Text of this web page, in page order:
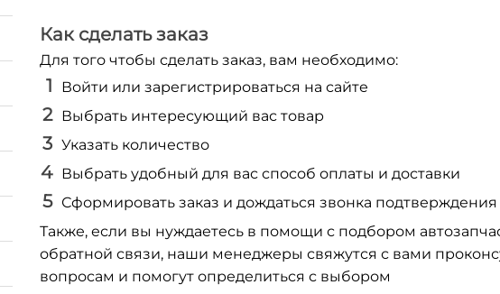
Как сделать заказ
Для того чтобы сделать заказ, вам необходимо:
Войти или зарегистрироваться на сайте
Выбрать интересующий вас товар
Указать количество
Выбрать удобный для вас способ оплаты и доставки
Сформировать заказ и дождаться звонка
Также, если вы нуждаетесь в помощи с подбором
обратной связи, наши менеджеры свяжутся с вами
вопросам и помогут определиться с выбором